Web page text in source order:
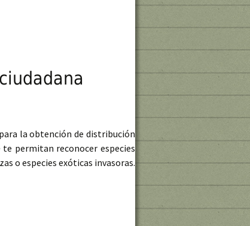
la obtención de distribución
permitan reconocer especies
o especies exóticas invasoras.